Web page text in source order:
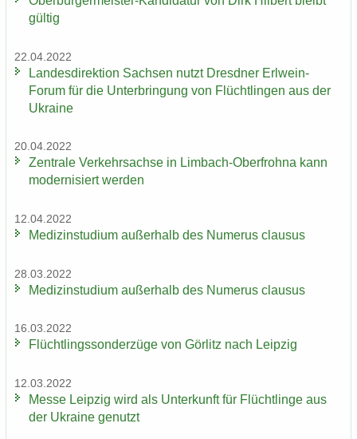
gül­tig
22.04.2022
Lan­des­di­rek­ti­on Sach­sen nutzt Dresd­ner Erlwein-​
Forum für die Un­ter­brin­gung von Flücht­lin­gen aus der
Ukrai­ne
20.04.2022
Zen­tra­le Ver­kehrs­ach­se in Limbach-​Oberfrohna kann
mo­der­ni­siert wer­den
12.04.2022
Me­di­zin­stu­di­um au­ßer­halb des Nu­me­rus clau­sus
28.03.2022
Me­di­zin­stu­di­um au­ßer­halb des Nu­me­rus clau­sus
16.03.2022
Flücht­lings­son­der­zü­ge von Gör­litz nach Leip­zig
12.03.2022
Messe Leip­zig wird als Un­ter­kunft für Flücht­lin­ge aus
der Ukrai­ne ge­nutzt